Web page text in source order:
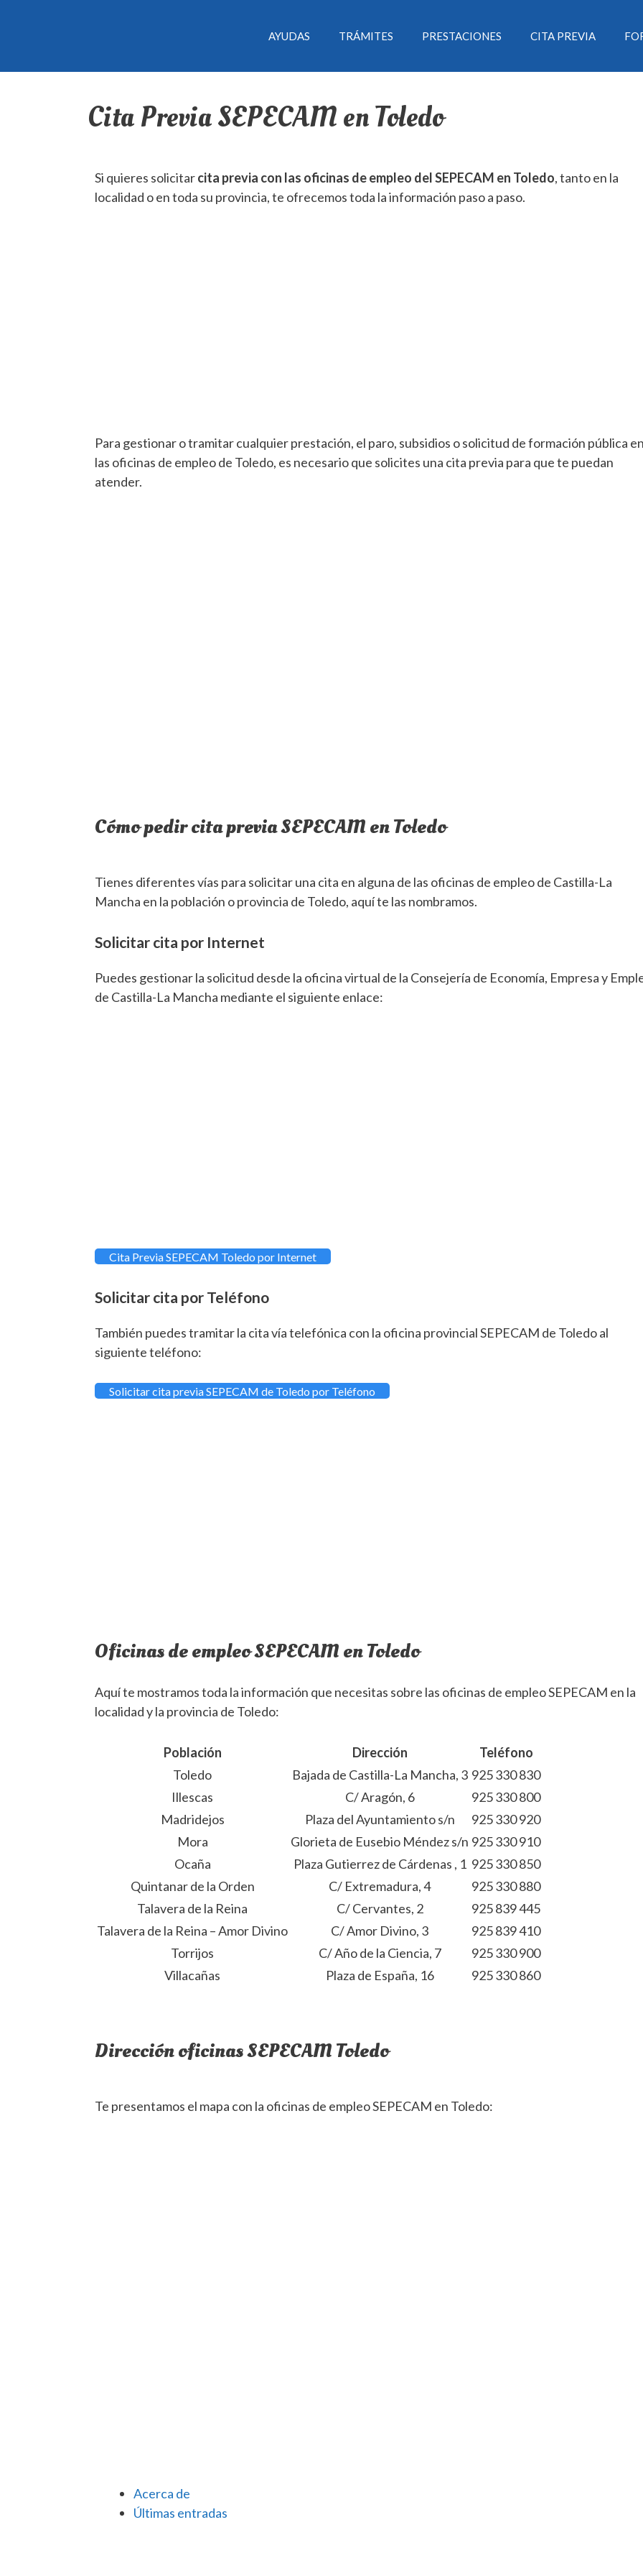
AYUDAS TRÁMITES PRESTACIONES CITA PREVIA
Cita Previa SEPECAM en Toledo
Si quieres solicitarcita previa con las oficinas de empleo del SEPECAM en Toledo, tanto en la
localidad o en toda su provincia, te ofrecemos toda la información paso a paso.
Para gestionar o tramitar cualquier prestación, el paro, subsidios o solicitud de formación pública
las oficinas de empleo de Toledo, es necesario que solicites una cita previa para que te puedan
atender.
Cómo pedir cita previa SEPECAM en Toledo
Tienes diferentes vías para solicitar una cita en alguna de las oficinas de empleo de Castilla-La
Mancha en la población o provincia de Toledo, aquí te las nombramos.
Solicitar cita por Internet
Puedes gestionar la solicitud desde la oficina virtual de la Consejería de Economía, Empresa y
de Castilla-La Mancha mediante el siguiente enlace:
Cita Previa SEPECAM Toledo por Internet
Solicitar cita por Teléfono
También puedes tramitar la cita vía telefónica con la oficina provincial SEPECAM de Toledo al
siguiente teléfono:
Solicitar cita previa SEPECAM de Toledo por Teléfono
Oficinas de empleo SEPECAM en Toledo
Aquí te mostramos toda la información que necesitas sobre las oficinas de empleo SEPECAM en la
localidad y la provincia de Toledo:
Población Dirección
Teléfono
Toledo
Bajada de Castilla-La Mancha, 3 925 330 830
Illescas
C/ Aragón, 6
925 330 800
Madridejos
Plaza del Ayuntamiento s/n
925 330 920
Mora
Glorieta de Eusebio Méndez s/n 925 330 910
Ocaña
Plaza Gutierrez de Cárdenas , 1 925 330 850
Quintanar de la Orden
C/ Extremadura, 4
925 330 880
Talavera de la Reina
C/ Cervantes, 2
925 839 445
Talavera de la Reina – Amor Divino
C/ Amor Divino, 3
925 839 410
Torrijos
C/ Año de la Ciencia, 7
925 330 900
Villacañas
Plaza de España, 16 925 330 860
Dirección oficinas SEPECAM Toledo
Te presentamos el mapa con la oficinas de empleo SEPECAM en Toledo:
Acerca de
Últimas entradas